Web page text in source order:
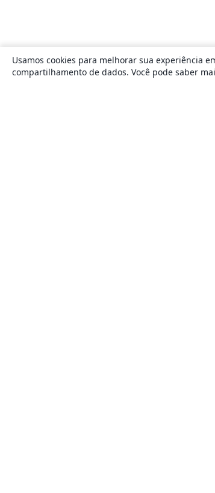
Usamos cookies para melhorar sua experiência
compartilhamento de dados. Você pode saber